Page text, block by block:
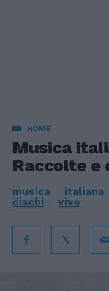
HOME
Musica
Raccolte e
musica italiana
dischi
vivo